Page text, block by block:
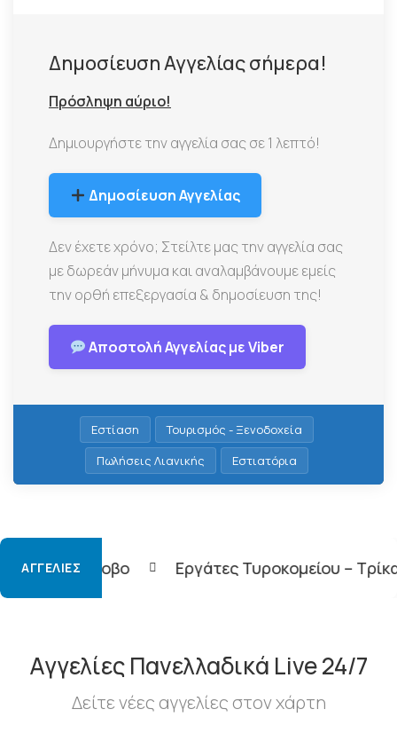
Δημοσίευση Αγγελίας σήμερα!
Πρόσληψη αύριο!
Δημιουργήστε την αγγελία σας σε 1 λεπτό!
Δημοσίευση Αγγελίας
Δεν έχετε χρόνο; Στείλτε μας την αγγελία σας
με δωρεάν μήνυμα και αναλαμβάνουμε εμείς
την ορθή επεξεργασία & δημοσίευση της!
Αποστολή Αγγελίας με Viber
Εστίαση
Τουρισμός - Ξενοδοχεία
Πωλήσεις Λιανικής
Εστιατόρια
ΑΓΓΕΛΊΕΣ
Εργάτες Τυροκομείου – Τρίκαλα
Αγγελίες Πανελλαδικά Live 24/7
Δείτε νέες αγγελίες στον χάρτη